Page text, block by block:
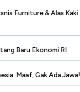
Furniture & Alas
Baru Ekonomi RI
Maaf, Gak Ada Jawa!